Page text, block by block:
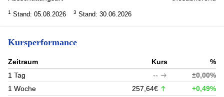
1 Stand: 05.08.2026 3 Stand: 30.06.2026
Kursperformance
Zeitraum Kurs
%
1 Tag
--
±0,00%
1 Woche
257,64€
+0,49%